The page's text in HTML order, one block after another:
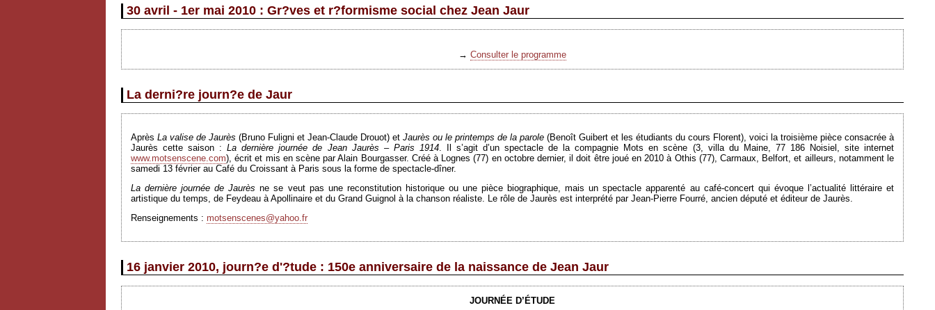
30 avril - 1er mai 2010 : Gr?ves et r?formisme social chez Jean Jaur
→Consulter le programme
La derni?re journ?e de Jaur
AprèsLa valise de Jaurès (Bruno Fuligni et Jean-Claude Drouot) etJaurès ou le printemps de la parole (Benoît Guibert et les étudiants du cours Florent), voici la troisième pièce consacrée à
Jaurès cette saison :La dernière journée de Jean Jaurès – Paris 1914. Il s’agit d’un spectacle de la compagnie Mots en scène (3, villa du Maine, 77 186 Noisiel, site internet
www.motsenscene.com), écrit et mis en scène par Alain Bourgasser. Créé à Lognes (77) en octobre dernier, il doit être joué en 2010 à Othis (77), Carmaux, Belfort, et ailleurs, notamment le
samedi 13 février au Café du Croissant à Paris sous la forme de spectacle-dîner.
La dernière journée de Jaurès ne se veut pas une reconstitution historique ou une pièce biographique, mais un spectacle apparenté au café-concert qui évoque l’actualité littéraire et
artistique du temps, de Feydeau à Apollinaire et du Grand Guignol à la chanson réaliste. Le rôle de Jaurès est interprété par Jean-Pierre Fourré, ancien député et éditeur de Jaurès.
Renseignements : motsenscenes@yahoo.fr
16 janvier 2010, journ?e d'?tude : 150e anniversaire de la naissance de Jean Jaur
JOURNÉE D’ÉTUDE